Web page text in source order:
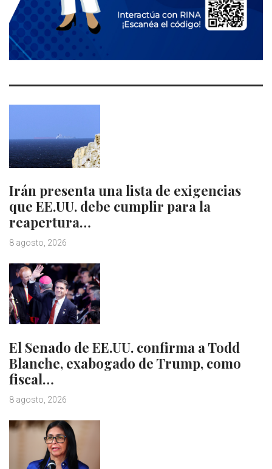
Irán presenta una lista de exigencias
que EE.UU. debe cumplir para la
reapertura…
8 agosto, 2026
El Senado de EE.UU. confirma a Todd
Blanche, exabogado de Trump, como
fiscal…
8 agosto, 2026